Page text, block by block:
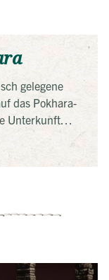
gelegene
das Pokhara-
Unterkunft
eines
rund
Jedes
Ausruhen